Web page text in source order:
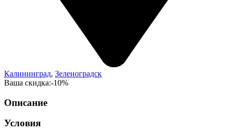
Калининград, Зеленоградск
Ваша скидка:-10%
Описание
Условия